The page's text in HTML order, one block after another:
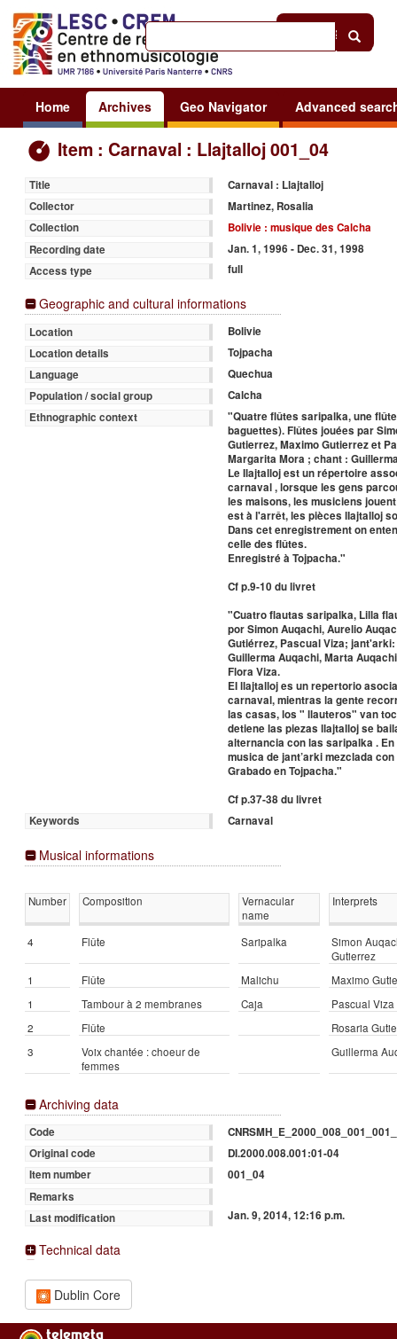
Sign in
Home Archives Geo Navigator Advanced
Item : Carnaval : Llajtalloj 001_04
Title
Carnaval : Llajtalloj
Collector
Martinez, Rosalia
Collection
Bolivie : musique des Calcha
Recording date
Jan. 1, 1996 - Dec. 31, 1998
Access type
full
Geographic and cultural informations
Location
Bolivie
Location details
Tojpacha
Language
Quechua
Population / social group
Calcha
Ethnographic context
"Quatre flûtes saripalka, une
baguettes). Flûtes jouées par
Gutierrez, Maximo Gutierrez et
Margarita Mora ; chant :
Le Ilajtalloj est un répertoire
carnaval , lorsque les gens
les maisons, les musiciens
est à l'arrêt, les pièces lIajtalloj
Dans cet enregistrement on
celle des flûtes.
Enregistré à Tojpacha."
Cf p.9-10 du livret
"Cuatro flautas saripalka, Lilla
por Simon Auqachi, Aurelio
Gutiérrez, Pascual Viza;
Guillerma Auqachi, Marta
Flora Viza.
EI llajtalloj es un repertorio
carnaval, mientras la gente
las casas, los " llauteros" van
detiene las piezas llajtalloj se
alternancia con las saripalka .
musica de jant’arki mezclada
Grabado en Tojpacha."
Cf p.37-38 du livret
Keywords
Carnaval
Musical informations
Number Composition
Vernacular
name
Interprets
4 Flûte Saripalka
Simon
Gutierrez
1
Flûte Malichu
Maximo
1
Tambour à 2 membranes Caja
Pascual Viza
2
Flûte
Rosaria
3
Voix chantée : choeur de
femmes
Guillerma
Archiving data
Code
Original code
DI.2000.008.001:01-04
Item number
001_04
Remarks
Last modification
Jan. 9, 2014, 12:16 p.m.
Technical data
Dublin Core